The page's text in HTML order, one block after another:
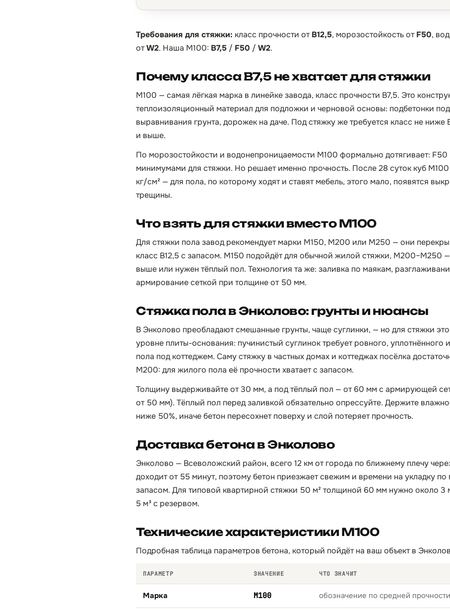
Требования для стяжки: класс прочности отB12,5, морозостойкость отF50,
отW2. Наша М100: B7,5 / F50 / W2.
Почему класса B7,5 не хватает для стяжки
М100 — самая лёгкая марка в линейке завода, класс прочности B7,5. Это
теплоизоляционный материал для подложки и черновой основы: подбетонки
выравнивания грунта, дорожек на даче. Под стяжку же требуется класс не ниже
и выше.
По морозостойкости и водонепроницаемости М100 формально дотягивает: F50
минимумами для стяжки. Но решает именно прочность. После 28 суток куб
кг/см² — для пола, по которому ходят и ставят мебель, этого мало, появятся
трещины.
Что взять для стяжки вместо М100
Для стяжки пола завод рекомендует марки М150, М200 или М250 — они
класс B12,5 с запасом. М150 подойдёт для обычной жилой стяжки, М200–М250 —
выше или нужен тёплый пол. Технология та же: заливка по маякам,
армирование сеткой при толщине от 50 мм.
Стяжка пола в Энколово: грунты и нюансы
В Энколово преобладают смешанные грунты, чаще суглинки, — но для стяжки
уровне плиты-основания: пучинистый суглинок требует ровного,
пола под коттеджем. Саму стяжку в частных домах и коттеджах посёлка
М200: для жилого пола её прочности хватает с запасом.
Толщину выдерживайте от 30 мм, а под тёплый пол — от 60 мм с армирующей
от 50 мм). Тёплый пол перед заливкой обязательно опрессуйте. Держите
ниже 50%, иначе бетон пересохнет поверху и слой потеряет прочность.
Доставка бетона в Энколово
Энколово — Всеволожский район, всего 12 км от города по ближнему плечу
доходит от 55 минут, поэтому бетон приезжает свежим и времени на укладку по
запасом. Для типовой квартирной стяжки 50 м² толщиной 60 мм нужно около 3
5 м³ с резервом.
Технические характеристики М100
Подробная таблица параметров бетона, который пойдёт на ваш объект в
ПАРАМЕТР ЗНАЧЕНИЕ ЧТО ЗНАЧИТ
Марка М100 обозначение по средней